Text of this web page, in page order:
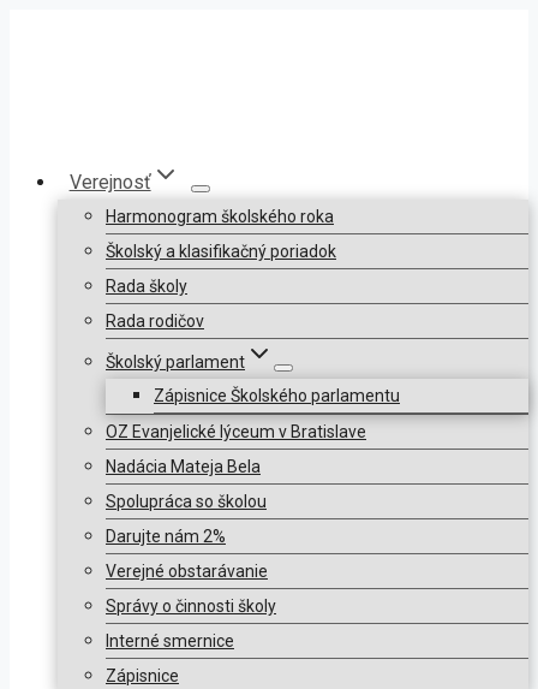
Verejnosť
Harmonogram školského roka
Školský a klasifikačný poriadok
Rada školy
Rada rodičov
Školský parlament
Zápisnice Školského parlamentu
OZ Evanjelické lýceum v Bratislave
Nadácia Mateja Bela
Spolupráca so školou
Darujte nám 2%
Verejné obstarávanie
Správy o činnosti školy
Interné smernice
Zápisnice